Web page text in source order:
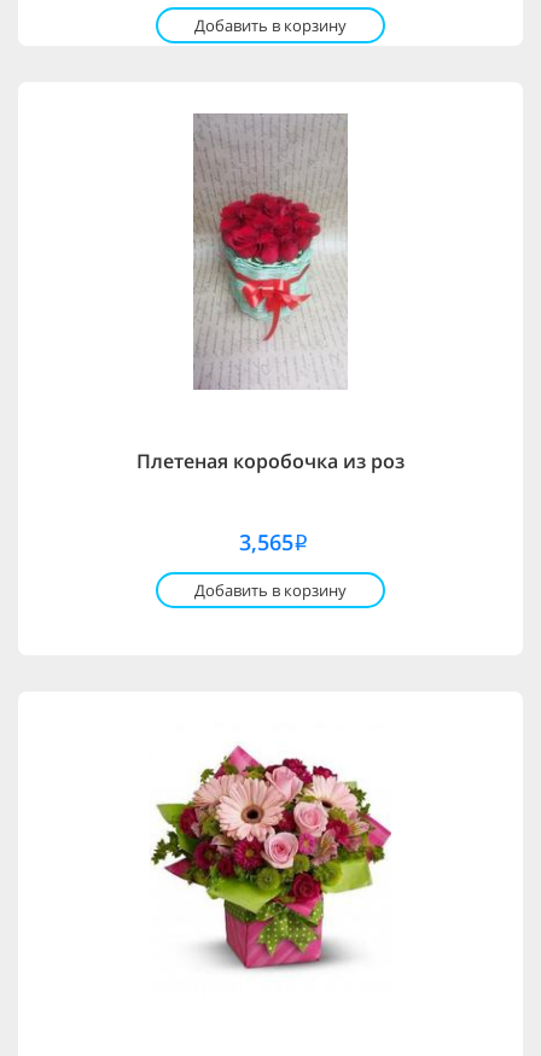
Добавить в корзину
Плетеная коробочка из роз
3,565i
Добавить в корзину